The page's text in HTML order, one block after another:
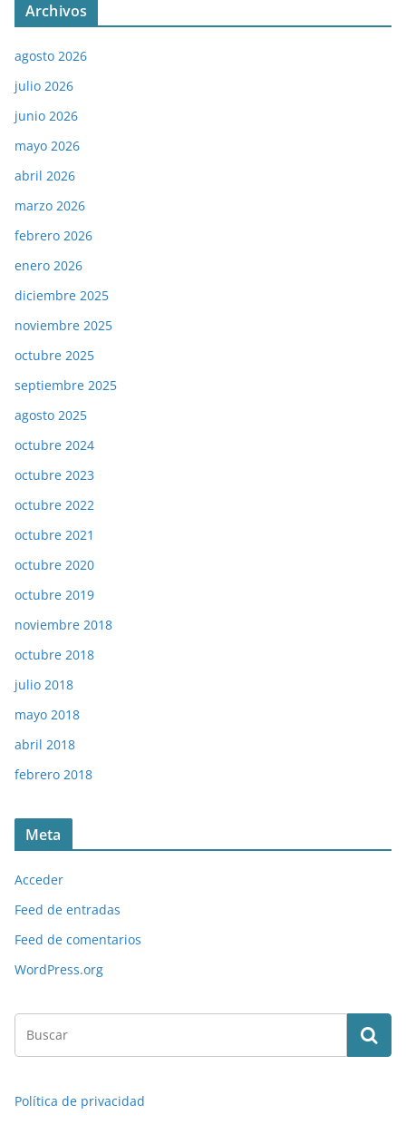
Archivos
agosto 2026
julio 2026
junio 2026
mayo 2026
abril 2026
marzo 2026
febrero 2026
enero 2026
diciembre 2025
noviembre 2025
octubre 2025
septiembre 2025
agosto 2025
octubre 2024
octubre 2023
octubre 2022
octubre 2021
octubre 2020
octubre 2019
noviembre 2018
octubre 2018
julio 2018
mayo 2018
abril 2018
febrero 2018
Meta
Acceder
Feed de entradas
Feed de comentarios
WordPress.org
Política de privacidad